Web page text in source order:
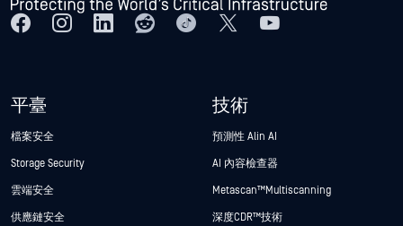
平臺
檔案安全
Storage Security
雲端安全
供應鏈安全
技術
預測性 Alin AI
AI 內容檢查器
Metascan™ Multiscanning
深度CDR™技術